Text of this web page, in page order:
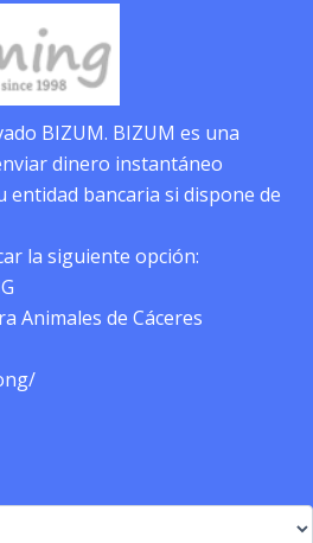
BIZUM. BIZUM es una
dinero instantáneo
entidad bancaria si dispone de
la siguiente opción:
Animales de Cáceres